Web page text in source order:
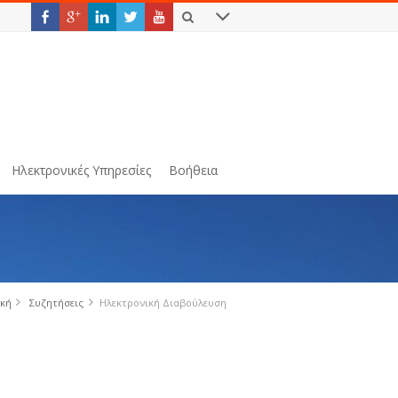
Ηλεκτρονικές Υπηρεσίες Βοήθεια
Συζητήσεις Ηλεκτρονική Διαβούλευση